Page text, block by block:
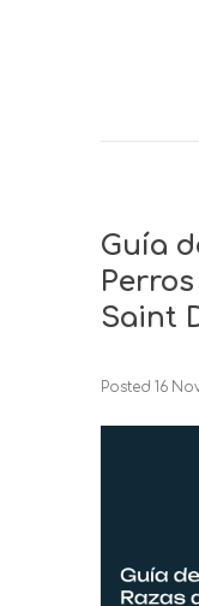
Guía
Saint
Posted 16